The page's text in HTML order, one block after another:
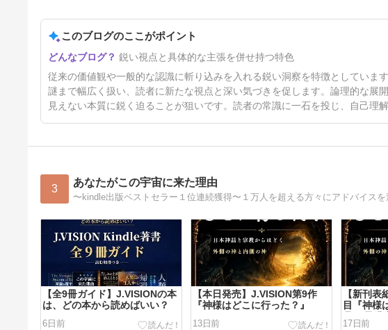
5日前このブログのここがポイント
鋭い視点と具体的な主張を併せ持つ特色
従来の価値観や一般的な認識に斬り込みを入れる鋭い洞察を特徴としていま
謎まで幅広く扱い、読者に新たな視点と深い気づきを促します。論理的な展
見えない本質に鋭く迫ることが狙いです。読者の常識に一石を投じ、自己理
3 あなたがこの宇宙に来た理由
【全9冊ガイド】J.VISIONの本
は、どの本から読めばいい？
6日前
【本日発売】J.VISION第9作
『神様はどこに行った？』
13日前
【新刊
目『神様
月29日発売
17日前